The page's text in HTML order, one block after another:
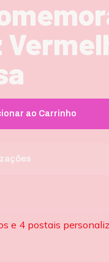
ao Carrinho
e 4 postais